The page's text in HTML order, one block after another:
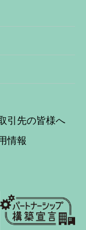
引先の皆様へ
情報